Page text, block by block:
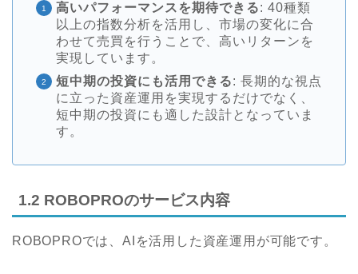
高いパフォーマンスを期待できる: 40種類
以上の指数分析を活用し、市場の変化に合
わせて売買を行うことで、高いリターンを
実現しています。
短中期の投資にも活用できる: 長期的な視点
に立った資産運用を実現するだけでなく、
短中期の投資にも適した設計となっていま
す。
1.2 ROBOPROのサービス内容
ROBOPROでは、AIを活用した資産運用が可能です。